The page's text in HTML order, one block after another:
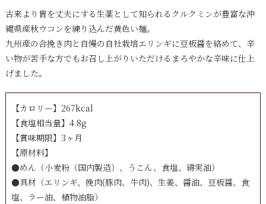
古来より胃を丈夫にする生薬として知られるクルクミンが豊富な沖
縄県産秋ウコンを練り込んだ黄色い麺。
九州産の合挽き肉と自慢の自社栽培エリンギに豆板醤を絡めて、辛
い物が苦手な方でもお召し上がりいただけるまろやかな辛味に仕上
げました。
【カロリー】267kcal
【食塩相当量】4.8g
【賞味期限】3ヶ月
【原材料】
●めん（小麦粉（国内製造）、うこん、食塩、綿実油）
●具材（エリンギ、挽肉(豚肉、牛肉)、生姜、醤油、豆板醤、食
塩、ラー油、植物油脂）